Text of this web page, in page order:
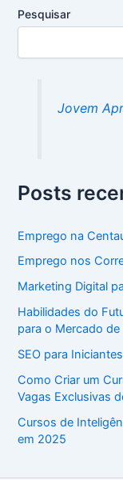
Pesquisar
Jovem
Posts
Emprego na
Emprego nos
Marketing Digital
Habilidades do
para o Mercado de
SEO para
Como Criar um
Vagas Exclusivas
Cursos de
em 2025